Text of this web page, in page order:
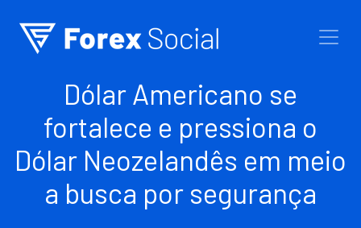
Dólar Americano se
fortalece e pressiona o
Dólar Neozelandês em meio
a busca por segurança